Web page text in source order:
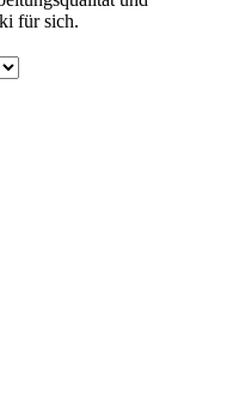
für sich.